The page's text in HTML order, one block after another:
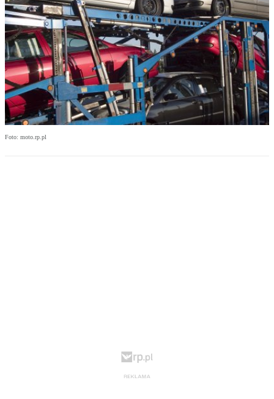
Foto: moto.rp.pl